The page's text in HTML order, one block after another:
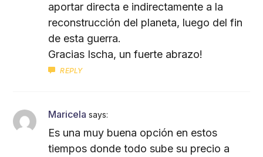
aportar directa e indirectamente a la
reconstrucción del planeta, luego del fin
de esta guerra.
Gracias Ischa, un fuerte abrazo!
REPLY
Maricela says:
Es una muy buena opción en estos
tiempos donde todo sube su precio a